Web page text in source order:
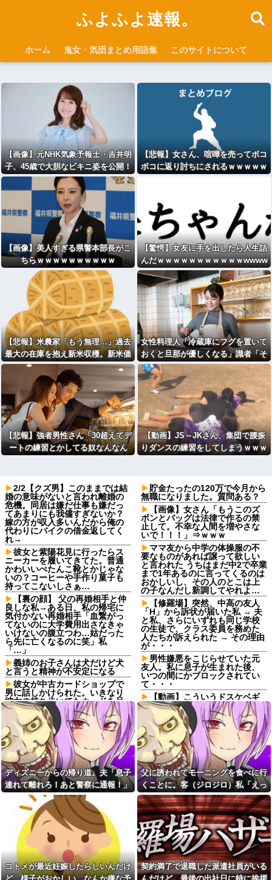
ふよふよ速報。
ホーム 鬼女・気団まとめ用語集 このサイトについて
【画像】元NHK気象予報士・吉井明
子、45歳で大胆なビキニ姿を公開！
【悲報】女さん、喧嘩を売ってボコ
ボコに返り討ちにされるｗｗｗｗｗ
【画像】美人すぎる県警本部長がこ
ちらｗｗｗｗｗｗｗｗｗｗ
【驚愕】女友に手を出したら人生詰
んだｗｗｗｗｗｗｗｗｗｗｗwwww
【悲報】米農家「もう無理…」過去
最大の在庫を抱え新米収穫。新米価
格安すぎて赤字にｗｗｗ
女性料理人「冷蔵庫にフグを置いて
おくと旦那が優しくなる」識者「そ
の手があったか……」⇒7万いい
ね！！！
【悲報】強者男性さん「30超えてデ
ートの練習とかしてる奴なんなん
【動画】JS～JKさん、集団で腰振
りダンスの練習をしてしまうｗｗｗ
2/2【クズ男】このままでは結
婚の意味がないと言われ離婚の
危機。同居は嫌だ仕事も嫌だっ
てあまりにも我儘すぎないか？
嫁の方が収入多いんだから俺の
代わりにバイクの借金返してく
れ→
彼女と紫陽花見に行ったらス
ニーカーを履いてきてた。普通
かわいいぺたんこ靴とかじゃな
いの？コーヒーや手作り菓子も
持ってこないしさぁ…
【裏の顔】 父の再婚相手と仲
良しな私→ある日、私の帰宅に
気付かない再婚相手「血繋がっ
てないのに大学費用出さなきゃ
いけないの腹立つわ…姑だった
ら先に亡くなるのに笑」私
「…」
義姉のお子さんは犬だけど犬
と言うと精神が不安定になる
彼女が中古カードショップで
男に話しかけられた。いきなり
彼女の持ち歩いてたカードを品
定めしだしたらしく…
社員旅行先で知り合った女性
とアドレス交換し密会を続け
た。相手は処●だったので「一生
大事にしたい」の口説き文句で
アッサリ落ちた。簡単に切れる...
離婚から3年後、元夫から突然
届いたガラス玉の指輪。その真
意を知った瞬間、私も弁護士も
言葉を失って…
浮気相手との性行為時間→3時
間、嫁との性行為時間→15分
wwwwwwwww
旦那「給料は全部そっちで管
理して」私「急にどうした
の？」→気づけば夫の収入がそ
のまま私名義の貯金になってい
て…
貯金たったの120万で今月から
無職になりました。質問ある？
【画像】女さん「もうこのズ
ボンとバッグは法律で作るの禁
止して。不幸な人間を増やさな
いで！！！」⇒ｗｗｗ
ママ友から中学の体操服の不
要なものがあれば譲って欲しい
と言われた うちはまだ中2で卒業
まで1年あるのに言ってくるのは
おかしいし、その人のとこは上
の子なんだし新調してやれよ…
【修羅場】突然、中高の友人
「H」から訴状が届いた私 → 夫
と私、さらにいずれも同じ学校
の生徒で、クラス委員を務めた
人たちが訴えられた → その理由
が・・・
男性嫌悪をこじらせていた元
友人。私に息子が生まれた後、
いつの間にかブロックされてい
て・・・
【動画】こういうドスケベギ
ャルと日高屋行きたいｗｗｗｗ
ｗｗｗｗｗｗ他
自分が過去に目撃した「なん
じゃそりゃ！？」って感じの事
故の例
岐阜県、意外と都会だった
www
「備蓄している人は挙手して
ください」と町内会のミーティ
ング、何の気なしに手を挙げて
しまった結果……
息子の「初めての重湯」を横
取りしようと執拗に手出しして
くる同居姑にイライラが止まら
ない！何度断っても鍋の蓋を開
けてかき混ぜ、結局『姑との合
作』という不快すぎる形
に・・・
ディズニーからの帰り道。夫「息子
連れて離れろ！あと警察に通報！」
私「助けて！」駅員「どうしまし
た！？」→トンデモナイことに…
父に誘われてモーニングを食べに行
くことに。客（ジロジロ）私「えっ
何？」店員「見ての通りの状況なの
で…」→まさかの対応をされて...
コトメが最近妊娠したらしいんだけ
契約満了で退職した派遣社員がいる